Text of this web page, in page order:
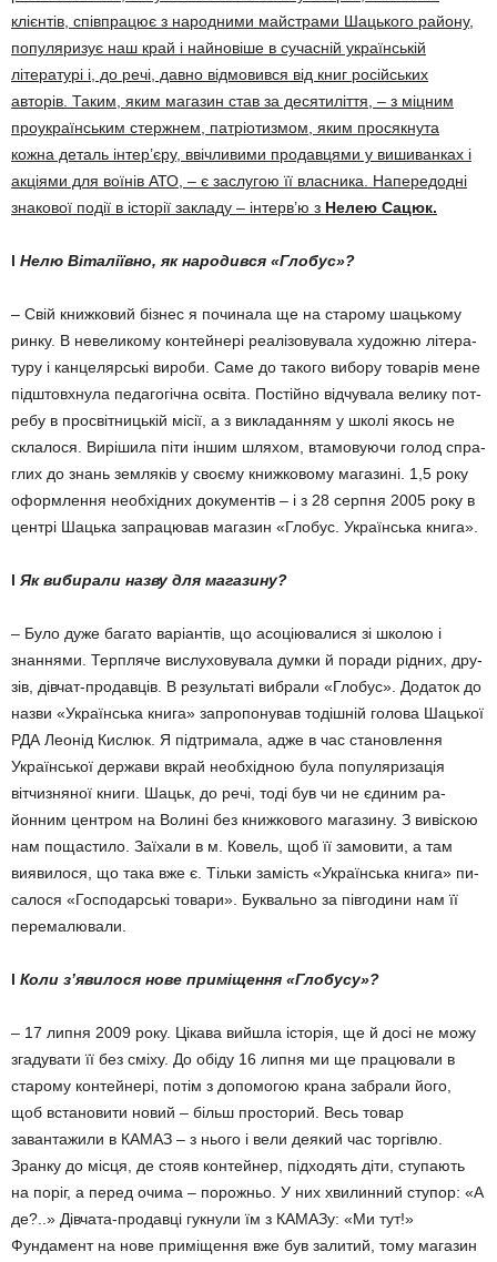
клієнтів, спів­працює з народними майстрами Шацького району,
популяризує наш край і найновіше в сучасній українській
літературі і, до речі, давно відмовився від книг ро­сійських
авторів. Таким, яким магазин став за десятиліття, – з міцним
проукраїнським стер­жнем, патріотизмом, яким про­сякнута
кожна деталь інтер’єру, ввічливими продавцями у ви­шиванках і
акціями для воїнів АТО, – є заслугою її власника. Напередодні
знакової події в історії закладу – інтерв’ю з Нелею Сацюк.
l Нелю Віталіївно, як на­родився «Глобус»?
– Свій книжковий бізнес я по­чи­нала ще на старому шацькому
ринку. В невеликому контейнері ре­алізовувала художню літе­ра­
туру і канцелярські вироби. Саме до такого вибору товарів мене
підштовхнула педагогічна освіта. Постійно відчувала велику пот­
ребу в просвітницькій місії, а з викладанням у школі якось не
скла­лося. Вирішила піти іншим шляхом, втамовуючи голод спра­
глих до знань земляків у своєму книжковому магазині. 1,5 року
оформлення необхідних доку­ментів – і з 28 серпня 2005 року в
центрі Шацька запрацював ма­газин «Глобус. Українська книга».
l Як вибирали назву для ма­га­зину?
– Було дуже багато варіантів, що асоціювалися зі школою і
знаннями. Терпляче вислухову­вала думки й поради рідних, дру­
зів, дівчат-продавців. В резу­льтаті вибрали «Глобус». До­даток до
назви «Українська кни­га» запропонував тодішній голо­ва Шацької
РДА Леонід Кислюк. Я підтримала, адже в час ста­новлення
Української держави вкрай необхідною була попу­ля­ризація
вітчизняної книги. Шацьк, до речі, тоді був чи не єдиним ра­
йонним центром на Волині без книжкового магазину. З вивіскою
нам пощастило. Заїхали в м. Ко­вель, щоб її замовити, а там
виявилося, що така вже є. Тільки замість «Українська книга» пи­
салося «Господарські това­ри». Буквально за півгодини нам її
перемалювали.
l Коли з’явилося нове приміщення «Глобусу»?
– 17 липня 2009 року. Цікава вийшла історія, ще й досі не можу
згадувати її без сміху. До обіду 16 липня ми ще пра­цювали в
старому контей­нері, потім з допомогою крана заб­рали його,
щоб встановити но­вий – більш просторий. Весь то­вар
завантажили в КАМАЗ – з нього і вели деякий час тор­гівлю.
Зранку до місця, де стояв контейнер, підходять діти, ступають
на поріг, а перед очима – порожньо. У них хви­линний ступор: «А
де?..» Дів­чата-продавці гукнули їм з КА­МАЗу: «Ми тут!»
Фундамент на нове приміщення вже був за­литий, тому магазин